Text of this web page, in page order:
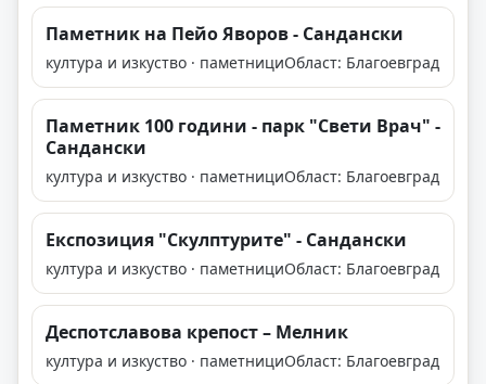
Паметник на Пейо Яворов - Сандански
култура и изкуство · паметнициОбласт: Благоевград
Паметник 100 години - парк "Свети Врач" -
Сандански
култура и изкуство · паметнициОбласт: Благоевград
Експозиция "Скулптурите" - Сандански
култура и изкуство · паметнициОбласт: Благоевград
Деспотславова крепост – Мелник
култура и изкуство · паметнициОбласт: Благоевград